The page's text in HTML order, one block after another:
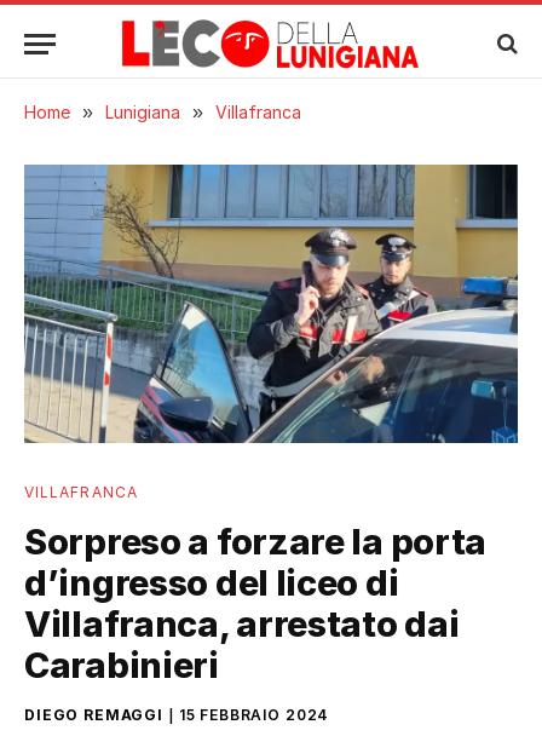
Home » Lunigiana » Villafranca
VILLAFRANCA
Sorpreso a forzare la porta
d’ingresso del liceo di
Villafranca, arrestato dai
Carabinieri
DIEGO REMAGGI 15 FEBBRAIO 2024